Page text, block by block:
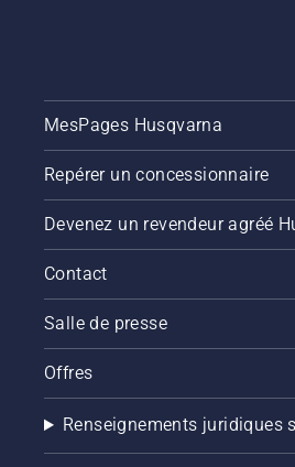
MesPages Husqvarna
Repérer un concessionnaire
Devenez un revendeur agréé
Contact
Salle de presse
Offres
Renseignements juridiques